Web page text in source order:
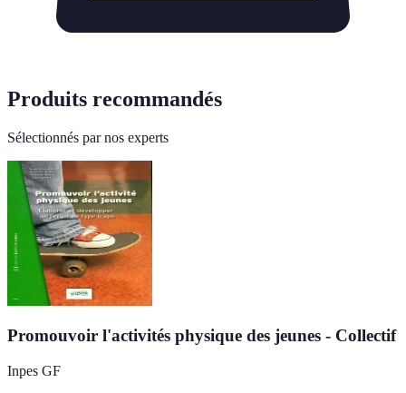
Produits recommandés
Sélectionnés par nos experts
Promouvoir l'activités physique des jeunes - Collectif
Inpes GF